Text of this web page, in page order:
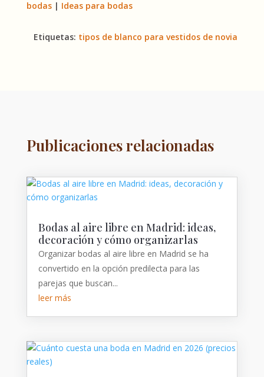
bodas| Ideas para bodas
Etiquetas: tipos de blanco para vestidos de novia
Publicaciones relacionadas
Bodas al aire libre en Madrid: ideas,
decoración y cómo organizarlas
Organizar bodas al aire libre en Madrid se ha
convertido en la opción predilecta para las
parejas que buscan...
leer más